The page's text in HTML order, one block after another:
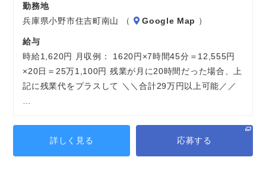
勤務地
兵庫県小野市住吉町南山 （
Google Map ）
給与
時給1,620円 月収例： 1620円×7時間45分＝12,555円
×20日＝25万1,100円 残業が月に20時間だった場合、上
記に残業代をプラスして ＼＼合計29万円以上可能／／
詳しく見る 応募する